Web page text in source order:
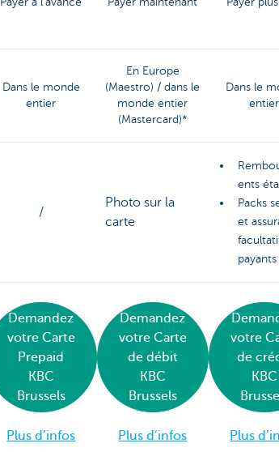
Dans le monde
entier
En Europe
(Maestro) / dans le
monde entier
(Mastercard)*
Dans le
entier
/
Photo sur la
carte
ents
Packs
et
payants
Demandez
votre Carte
Prepaid
KBC
Brussels
Demandez
votre Carte
de débit
KBC
Brussels
votre
de
KBC
Plus d’infos Plus d’infos Plus